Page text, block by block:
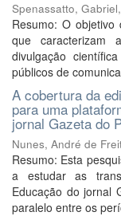
Spenassatto,
Resumo: O
que caracterizam
divulgação
públicos de
A cobertura da
para uma
jornal Gazeta do
Nunes, André de
Resumo: Esta
a estudar as
Educação do jornal
paralelo entre os